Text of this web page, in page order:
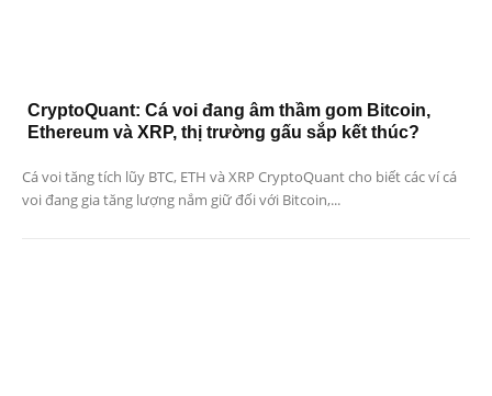
CryptoQuant: Cá voi đang âm thầm gom Bitcoin,
Ethereum và XRP, thị trường gấu sắp kết thúc?
Cá voi tăng tích lũy BTC, ETH và XRP CryptoQuant cho biết các ví cá
voi đang gia tăng lượng nắm giữ đối với Bitcoin,...